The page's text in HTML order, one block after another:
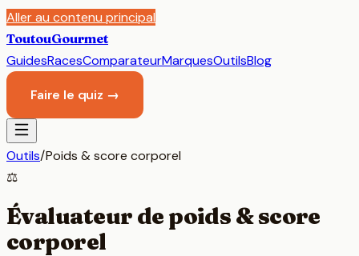
Aller au contenu principal
ToutouGourmet
GuidesRacesComparateurMarquesOutilsBlog
Faire le quiz →
Outils/Poids & score corporel
⚖️
Évaluateur de poids & score
corporel